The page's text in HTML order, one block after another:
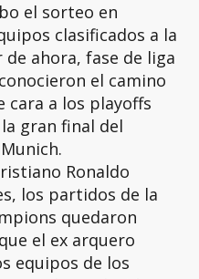
el sorteo en
clasificados a la
ahora, fase de liga
el camino
cara a los playoffs
gran final del
Ronaldo
los partidos de la
quedaron
el ex arquero
equipos de los